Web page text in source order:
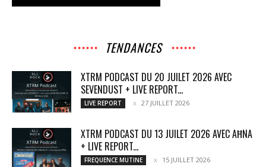
TENDANCES
XTRM PODCAST DU 20 JUILET 2026 AVEC
SEVENDUST + LIVE REPORT...
LIVE REPORT 27 JUILLET 2026
XTRM PODCAST DU 13 JUILET 2026 AVEC AĦNA
+ LIVE REPORT...
FREQUENCE MUTINE 15 JUILLET 2026